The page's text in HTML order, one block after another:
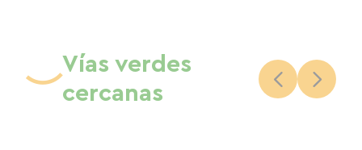
Vías verdes
cercanas